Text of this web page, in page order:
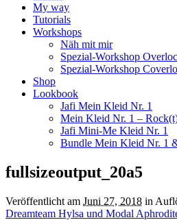
My way
Tutorials
Workshops
Näh mit mir
Spezial-Workshop
Spezial-Workshop
Shop
Lookbook
Jafi Mein Kleid Nr. 1
Mein Kleid Nr. 1 –
Jafi Mini-Me Kleid Nr. 1
Bundle Mein Kleid Nr. 1
fullsizeoutput_20a5
Veröffentlicht am Juni 27, 2018 in
Dreamteam Hylsa und Modal